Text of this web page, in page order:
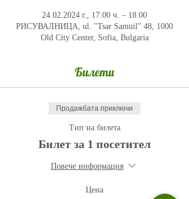
24.02.2024 г., 17:00 ч. – 18:00
РИСУВАЛНИЦА, ul. "Tsar Samuil" 48, 1000
Old City Center, Sofia, Bulgaria
Билети
Продажбата приключи
Тип на билета
Билет за 1 посетител
Повече информация
Цена